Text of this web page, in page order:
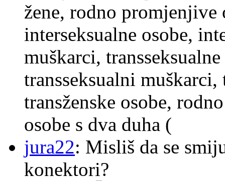
žene, rodno
interseksualne osobe,
muškarci,
transseksualni muškarci,
transženske osobe,
osobe s dva duha (
jura22: Misliš da se
konektori?